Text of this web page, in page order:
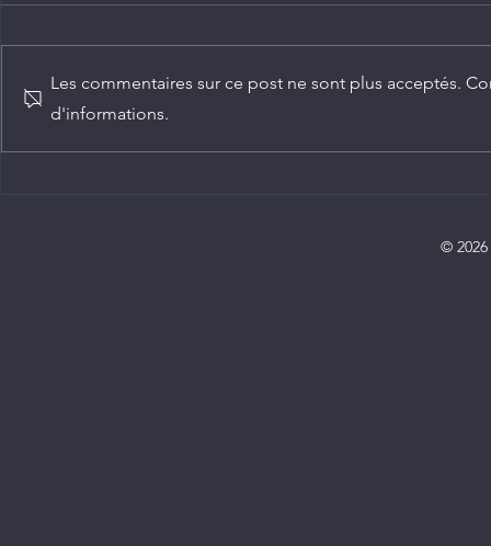
Les commentaires sur ce post ne sont plus acceptés.
d'informations.
©